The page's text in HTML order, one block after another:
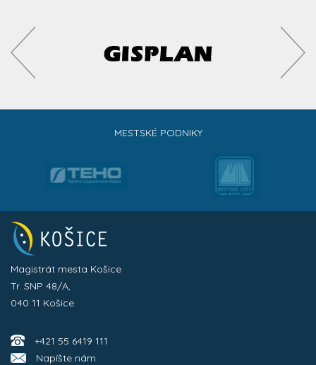
MESTSKÉ PODNIKY
Magistrát mesta Košice
Tr. SNP 48/A,
040 11 Košice
+421 55 6419 111
Napíšte nám